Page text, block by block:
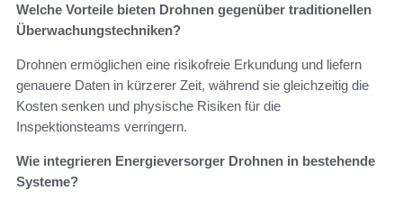
Welche Vorteile bieten Drohnen gegenüber traditionellen
Überwachungstechniken?
Drohnen ermöglichen eine risikofreie Erkundung und liefern
genauere Daten in kürzerer Zeit, während sie gleichzeitig die
Kosten senken und physische Risiken für die
Inspektionsteams verringern.
Wie integrieren Energieversorger Drohnen in bestehende
Systeme?